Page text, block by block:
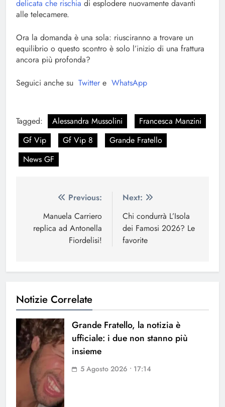
delicata che rischia di esplodere nuovamente davanti
alle telecamere.
Ora la domanda è una sola: riusciranno a trovare un
equilibrio o questo scontro è solo l’inizio di una frattura
ancora più profonda?
Seguici anche su Twitter e WhatsApp
Tagged: Alessandra Mussolini
Francesca Manzini
Gf Vip
Gf Vip 8
Grande Fratello
News GF
Navigazione
articoli
Previous:
Manuela Carriero
replica ad Antonella
Fiordelisi!
Next:
Chi condurrà L’Isola
dei Famosi 2026? Le
favorite
Notizie Correlate
Grande Fratello, la notizia è
ufficiale: i due non stanno più
insieme
5 Agosto 2026 • 17:14